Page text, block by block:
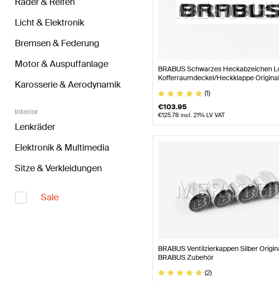
Licht & Elektronik
Bremsen & Federung
Motor & Auspuffanlage
Karosserie & Aerodynamik
Interior
Lenkräder
Elektronik & Multimedia
Sitze & Verkleidungen
Sale
BRABUS Schwarzes Heckabzeichen
Kofferraumdeckel/Heckklappe Original
(1)
€103.95
€125.78 incl. 21% LV VAT
BRABUS Ventilzierkappen Silber
BRABUS Zubehör
(2)